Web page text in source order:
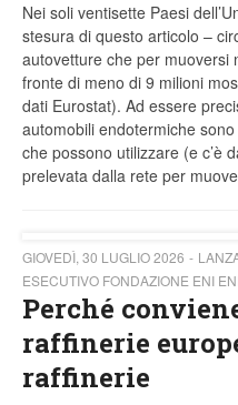
Nei soli ventisette Paesi
stesura di questo articolo –
autovetture che per muoversi
fronte di meno di 9 milioni
dati Eurostat). Ad essere
automobili endotermiche
che possono utilizzare (e c’è
prelevata dalla rete per
GIOVEDÌ, 30 LUGLIO 2026
ESECUTIVO FONDAZIONE ENI
Perché
raffinerie
raffinerie